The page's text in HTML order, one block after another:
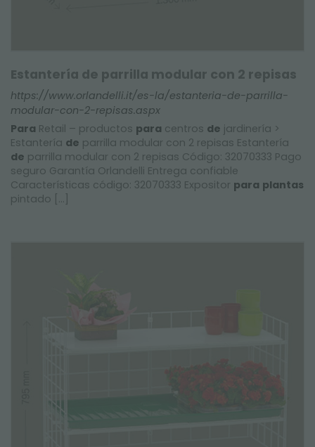
Estantería de parrilla modular con 2 repisas
https://www.orlandelli.it/es-la/estanteria-de-parrilla-
modular-con-2-repisas.aspx
Para Retail – productos para centros de jardinería >
Estantería de parrilla modular con 2 repisas Estantería
de parrilla modular con 2 repisas Código: 32070333 Pago
seguro Garantía Orlandelli Entrega confiable
Características código: 32070333 Expositor para plantas
pintado [...]